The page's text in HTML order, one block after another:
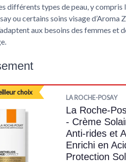
différents types de peau, y
ou certains soins visage
aux besoins des femmes et
choix
LA ROCHE-POSAY
La Roche-
- Crème
Anti-rides et
Enrichi en
Protection